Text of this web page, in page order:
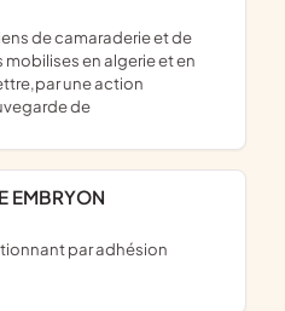
en algerie et en
une action
de
EMBRYON